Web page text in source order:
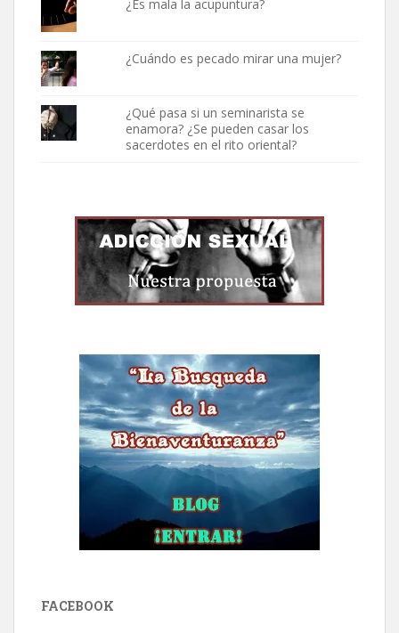
¿Es mala la acupuntura?
¿Cuándo es pecado mirar una mujer?
¿Qué pasa si un seminarista se
enamora? ¿Se pueden casar los
sacerdotes en el rito oriental?
FACEBOOK